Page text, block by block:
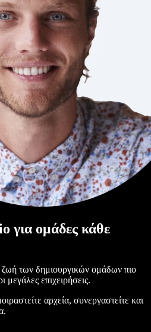
για ομάδες κάθε
των δημιουργικών ομάδων πιο
επιχειρήσεις.
αρχεία, συνεργαστείτε και